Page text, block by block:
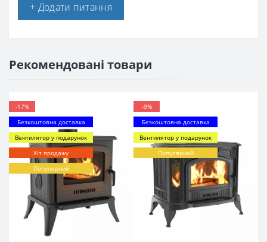
+ Додати питання
Рекомендовані товари
-17%
Безкоштовна доставка
Вентилятор у подарунок
Хіт продажу
Популярний
-9%
Безкоштовна доставка
Вентилятор у подарунок
Популярний